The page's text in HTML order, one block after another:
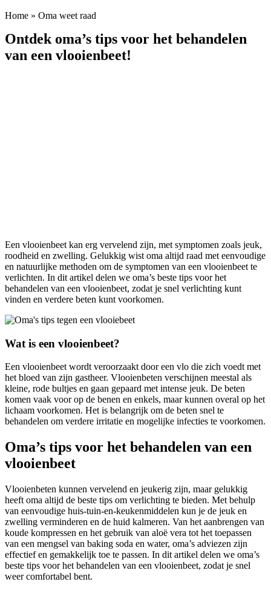
Home » Oma weet raad
Ontdek oma’s tips voor het behandelen
van een vlooienbeet!
Een vlooienbeet kan erg vervelend zijn, met symptomen zoals jeuk,
roodheid en zwelling. Gelukkig wist oma altijd raad met eenvoudige
en natuurlijke methoden om de symptomen van een vlooienbeet te
verlichten. In dit artikel delen we oma’s beste tips voor het
behandelen van een vlooienbeet, zodat je snel verlichting kunt
vinden en verdere beten kunt voorkomen.
Wat is een vlooienbeet?
Een vlooienbeet wordt veroorzaakt door een vlo die zich voedt met
het bloed van zijn gastheer. Vlooienbeten verschijnen meestal als
kleine, rode bultjes en gaan gepaard met intense jeuk. De beten
komen vaak voor op de benen en enkels, maar kunnen overal op het
lichaam voorkomen. Het is belangrijk om de beten snel te
behandelen om verdere irritatie en mogelijke infecties te voorkomen.
Oma’s tips voor het behandelen van een
vlooienbeet
Vlooienbeten kunnen vervelend en jeukerig zijn, maar gelukkig
heeft oma altijd de beste tips om verlichting te bieden. Met behulp
van eenvoudige huis-tuin-en-keukenmiddelen kun je de jeuk en
zwelling verminderen en de huid kalmeren. Van het aanbrengen van
koude kompressen en het gebruik van aloë vera tot het toepassen
van een mengsel van baking soda en water, oma’s adviezen zijn
effectief en gemakkelijk toe te passen. In dit artikel delen we oma’s
beste tips voor het behandelen van een vlooienbeet, zodat je snel
weer comfortabel bent.